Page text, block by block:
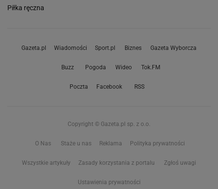
Piłka ręczna
Gazeta.pl Wiadomości Sport.pl Biznes Gazeta Wyborcza
Buzz Pogoda Wideo Tok.FM
Poczta Facebook RSS
Copyright © Gazeta.pl sp. z o.o.
O Nas Staże u nas Reklama Polityka prywatności
Wszystkie artykuły Zasady korzystania z portalu Zgłoś uwagi
Ustawienia prywatności